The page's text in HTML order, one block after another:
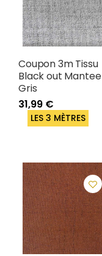
Coupon 3m Tissu
Black out Mantee
Gris
31,99 €
LES 3 MÈTRES